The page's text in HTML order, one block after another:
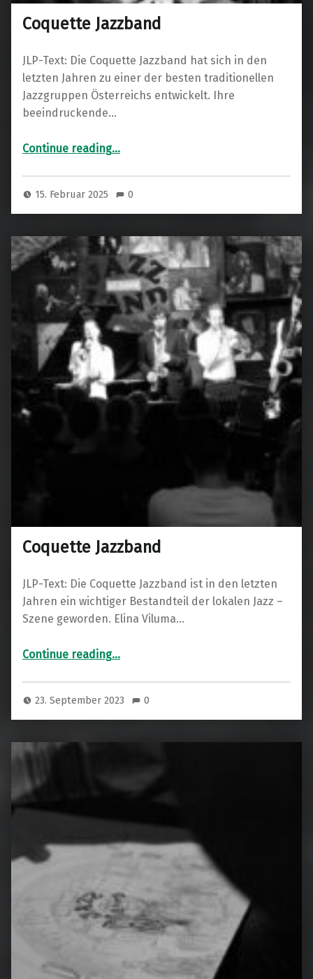
Coquette Jazzband
JLP-Text: Die Coquette Jazzband hat sich in den
letzten Jahren zu einer der besten traditionellen
Jazzgruppen Österreichs entwickelt. Ihre
beeindruckende…
Continue reading…
15. Februar 2025 0
Coquette Jazzband
JLP-Text: Die Coquette Jazzband ist in den letzten
Jahren ein wichtiger Bestandteil der lokalen Jazz –
Szene geworden. Elina Viluma…
Continue reading…
23. September 2023 0